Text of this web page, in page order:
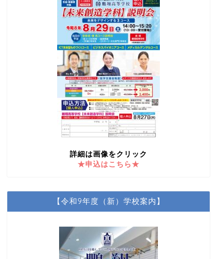
詳細は画像をクリック
★申込はこちら★
【令和9年度（新）学校案内】